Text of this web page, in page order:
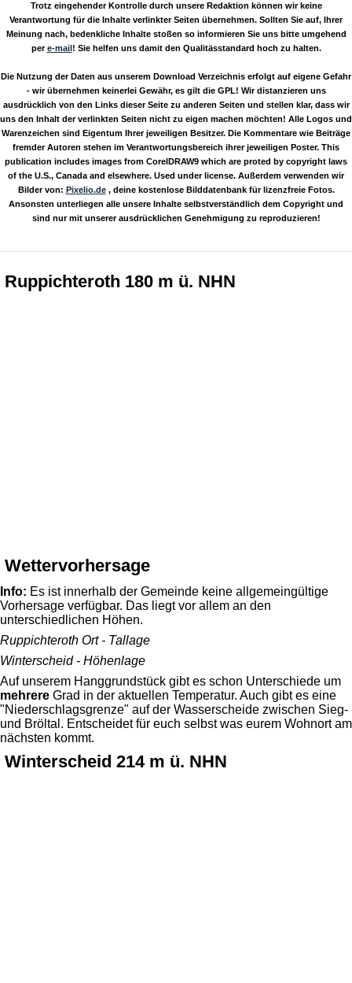
Trotz eingehender Kontrolle durch unsere Redaktion können wir keine
Verantwortung für die Inhalte verlinkter Seiten übernehmen. Sollten Sie auf, Ihrer
Meinung nach, bedenkliche Inhalte stoßen so informieren Sie uns bitte umgehend
pere-mail ! Sie helfen uns damit den Qualitässtandard hoch zu halten.
Die Nutzung der Daten aus unserem Download Verzeichnis erfolgt auf eigene Gefahr
- wir übernehmen keinerlei Gewähr, es gilt die GPL! Wir distanzieren uns
ausdrücklich von den Links dieser Seite zu anderen Seiten und stellen klar, dass wir
uns den Inhalt der verlinkten Seiten nicht zu eigen machen möchten! Alle Logos und
Warenzeichen sind Eigentum Ihrer jeweiligen Besitzer. Die Kommentare wie Beiträge
fremder Autoren stehen im Verantwortungsbereich ihrer jeweiligen Poster. This
publication includes images from CorelDRAW9 which are proted by copyright laws
of the U.S., Canada and elsewhere. Used under license. Außerdem verwenden wir
Bilder von: Pixelio.de, deine kostenlose Bilddatenbank für lizenzfreie Fotos.
Ansonsten unterliegen alle unsere Inhalte selbstverständlich dem Copyright und
sind nur mit unserer ausdrücklichen Genehmigung zu reproduzieren!
Ruppichteroth 180 m ü. NHN
Wettervorhersage
Info: Es ist innerhalb der Gemeinde keine allgemeingültige
Vorhersage verfügbar. Das liegt vor allem an den
unterschiedlichen Höhen.
Ruppichteroth Ort - Tallage
Winterscheid - Höhenlage
Auf unserem Hanggrundstück gibt es schon Unterschiede um
mehrere Grad in der aktuellen Temperatur. Auch gibt es eine
"Niederschlagsgrenze" auf der Wasserscheide zwischen Sieg-
und Bröltal. Entscheidet für euch selbst was eurem Wohnort am
nächsten kommt.
Winterscheid 214 m ü. NHN